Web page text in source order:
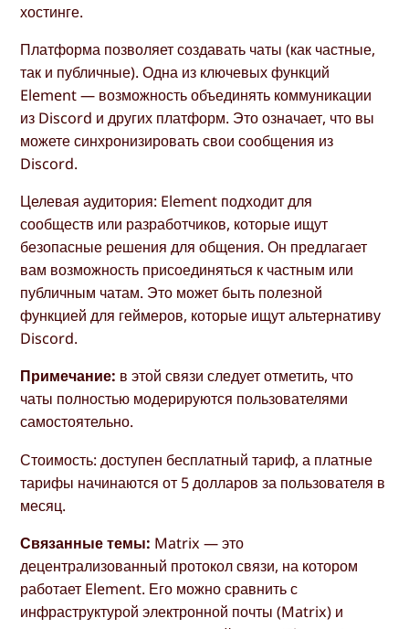
хостинге.
Платформа позволяет создавать чаты (как частные,
так и публичные). Одна из ключевых функций
Element — возможность объединять коммуникации
из Discord и других платформ. Это означает, что вы
можете синхронизировать свои сообщения из
Discord.
Целевая аудитория: Element подходит для
сообществ или разработчиков, которые ищут
безопасные решения для общения. Он предлагает
вам возможность присоединяться к частным или
публичным чатам. Это может быть полезной
функцией для геймеров, которые ищут альтернативу
Discord.
Примечание: в этой связи следует отметить, что
чаты полностью модерируются пользователями
самостоятельно.
Стоимость: доступен бесплатный тариф, а платные
тарифы начинаются от 5 долларов за пользователя в
месяц.
Связанные темы: Matrix — это
децентрализованный протокол связи, на котором
работает Element. Его можно сравнить с
инфраструктурой электронной почты (Matrix) и